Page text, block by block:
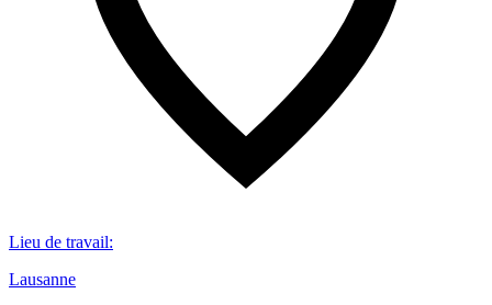
Lieu de travail:
Lausanne